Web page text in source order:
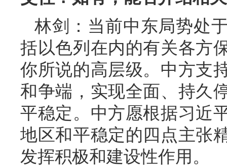
林剑：当前中东局势处
括以色列在内的有关各方
你所说的高层级。中方支
和争端，实现全面、持久
平稳定。中方愿根据习近
地区和平稳定的四点主张
发挥积极和建设性作用。